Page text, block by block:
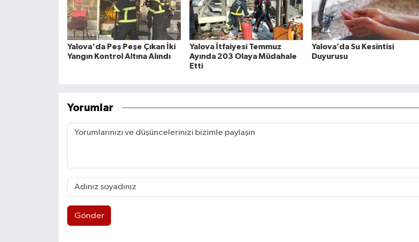
Yalova'da Peş Peşe Çıkan İki
Yangın Kontrol Altına Alındı
Yalova İtfaiyesi Temmuz
Ayında 203 Olaya Müdahale
Etti
Yalova’da Su Kesintisi
Duyurusu
Yorumlar
Gönder